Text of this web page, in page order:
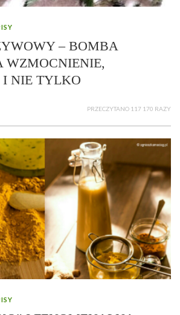
– BOMBA
WZMOCNIENIE,
I NIE TYLKO
PRZECZYTANO 117 170 RAZY